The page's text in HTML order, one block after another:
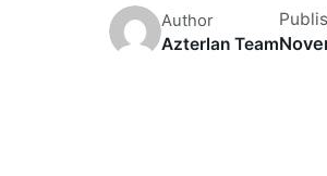
Author
Azterlan Team